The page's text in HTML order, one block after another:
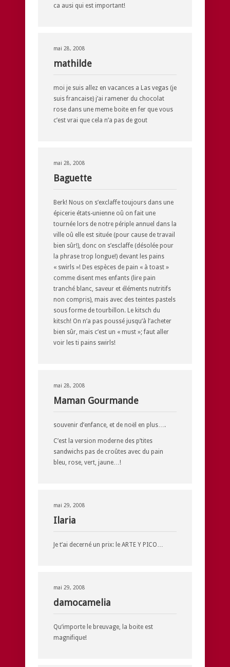
ca ausi qui est important!
mai 28, 2008
mathilde
moi je suis allez en vacances a Las vegas (je
suis francaise) j’ai ramener du chocolat
rose dans une meme boite en fer que vous
c’est vrai que cela n’a pas de gout
mai 28, 2008
Baguette
Berk! Nous on s’exclaffe toujours dans une
épicerie états-unienne oû on fait une
tournée lors de notre périple annuel dans la
ville oû elle est située (pour cause de travail
bien sûr!), donc on s’esclaffe (désolée pour
la phrase trop longue!) devant les pains
« swirls »! Des espèces de pain « à toast »
comme disent mes enfants (lire pain
tranché blanc, saveur et éléments nutritifs
non compris), mais avec des teintes pastels
sous forme de tourbillon. Le kitsch du
kitsch! On n’a pas poussé jusqu’à l’acheter
bien sûr, mais c’est un « must »; faut aller
voir les ti pains swirls!
mai 28, 2008
Maman Gourmande
souvenir d’enfance, et de noël en plus….
C’est la version moderne des p’tites
sandwichs pas de croûtes avec du pain
bleu, rose, vert, jaune…!
mai 29, 2008
Ilaria
Je t’ai decerné un prix: le ARTE Y PICO…
mai 29, 2008
damocamelia
Qu’importe le breuvage, la boite est
magnifique!